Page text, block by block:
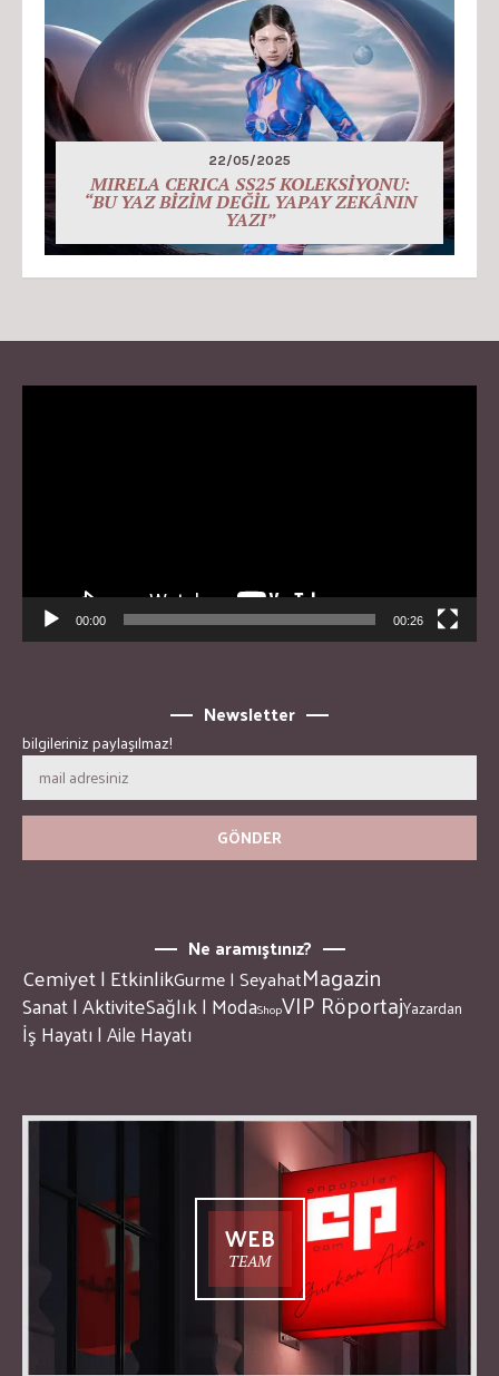
22/05/2025
MIRELA CERICA SS25 KOLEKSİYONU:
“BU YAZ BİZİM DEĞİL YAPAY ZEKÂNIN
YAZI”
00:00 00:26
Newsletter
bilgileriniz paylaşılmaz!
Ne aramıştınız?
Cemiyet | EtkinlikGurme | SeyahatMagazin
Sanat | AktiviteSağlık | ModaShopVIP RöportajYazardan
İş Hayatı | Aile Hayatı
WEB
TEAM